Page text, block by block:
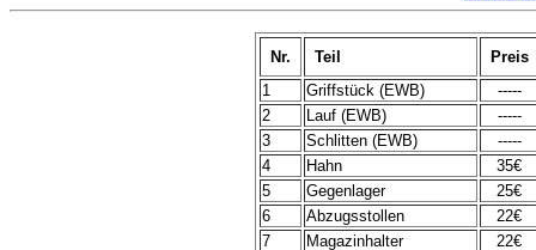
Nr. Teil
Preis
1
Griffstück (EWB)
-----
2
Lauf (EWB)
-----
3
Schlitten (EWB)
-----
4
Hahn
35€
5
Gegenlager
25€
6
Abzugsstollen
22€
7
Magazinhalter
22€